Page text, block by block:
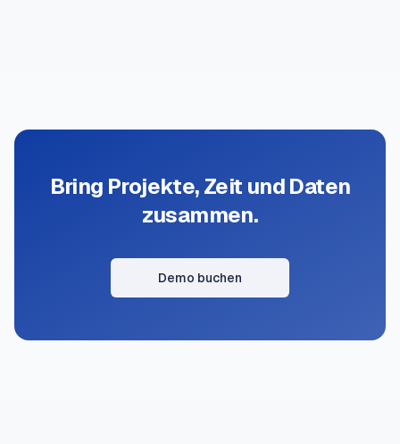
Bring Projekte, Zeit und Daten
zusammen.
Demo buchen